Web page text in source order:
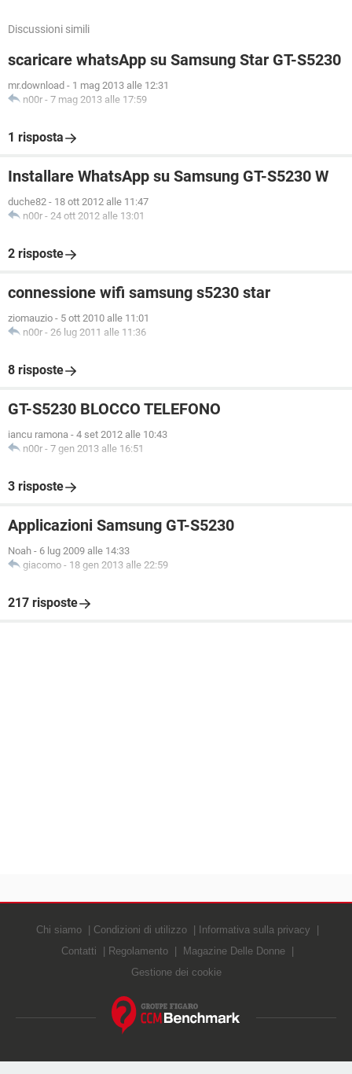
Discussioni simili
scaricare whatsApp su Samsung Star GT-S5230
mr.download - 1 mag 2013 alle 12:31
n00r - 7 mag 2013 alle 17:59
1 risposta
Installare WhatsApp su Samsung GT-S5230 W
duche82 - 18 ott 2012 alle 11:47
n00r - 24 ott 2012 alle 13:01
2 risposte
connessione wifi samsung s5230 star
ziomauzio - 5 ott 2010 alle 11:01
n00r - 26 lug 2011 alle 11:36
8 risposte
GT-S5230 BLOCCO TELEFONO
iancu ramona - 4 set 2012 alle 10:43
n00r - 7 gen 2013 alle 16:51
3 risposte
Applicazioni Samsung GT-S5230
Noah - 6 lug 2009 alle 14:33
giacomo - 18 gen 2013 alle 22:59
217 risposte
Chi siamo Condizioni di utilizzo
Informativa sulla privacy
Contatti
Regolamento
Magazine Delle Donne
Gestione dei cookie